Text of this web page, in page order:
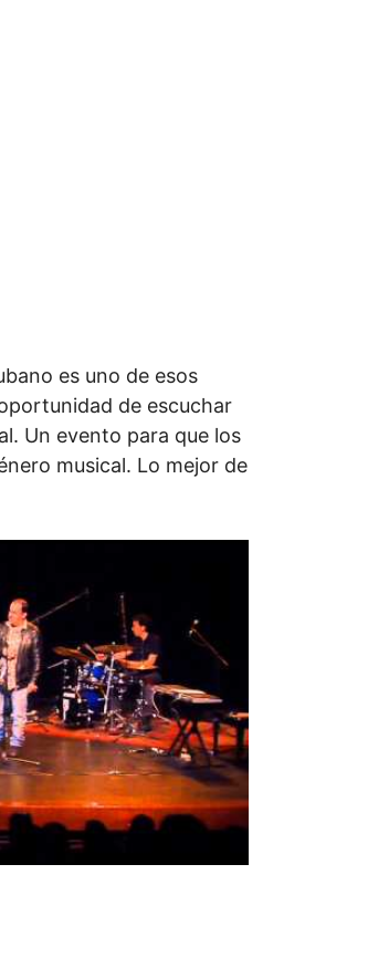
es uno de esos
de escuchar
Un evento para que los
musical. Lo mejor de